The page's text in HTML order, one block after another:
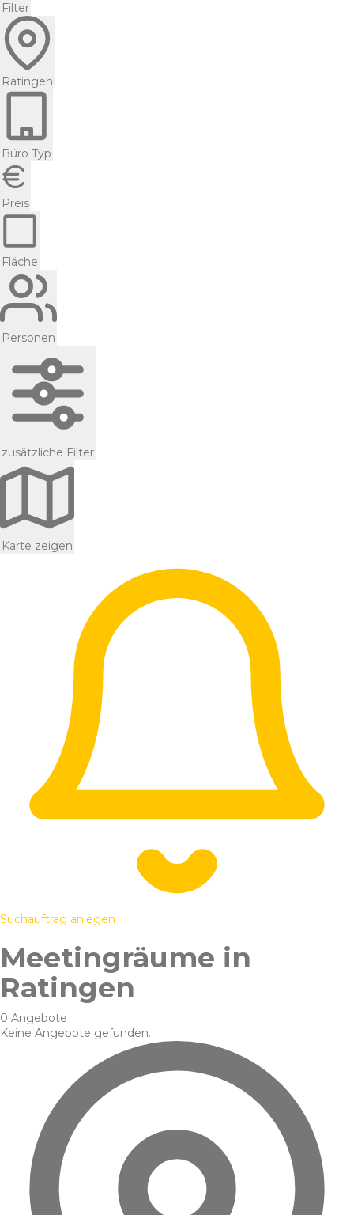
Filter
Ratingen
Büro Typ
Preis
Fläche
Personen
zusätzliche Filter
Karte zeigen
Suchauftrag anlegen
Meetingräume in
Ratingen
0 Angebote
Keine Angebote gefunden.